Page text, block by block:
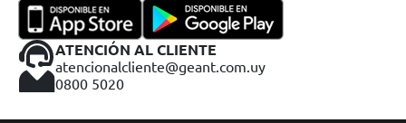
ATENCIÓN AL CLIENTE
atencionalcliente@geant.com.uy
0800 5020